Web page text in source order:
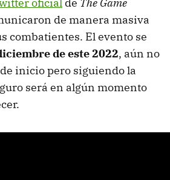
de manera masiva
combatientes. El evento se
de este 2022, aún no
inicio pero siguiendo la
será en algún momento